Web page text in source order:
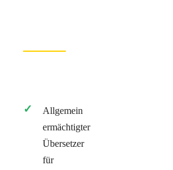
Allgemein
ermächtigter
Übersetzer
für